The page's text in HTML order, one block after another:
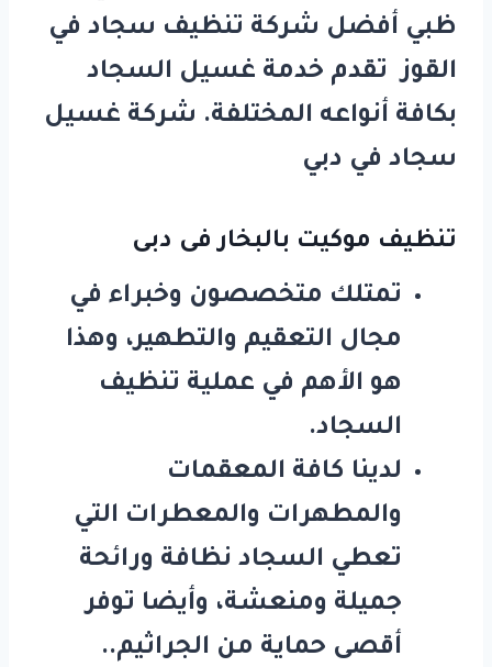
ظبي أفضل شركة تنظيف سجاد في
القوز تقدم خدمة غسيل السجاد
بكافة أنواعه المختلفة. شركة غسيل
سجاد في دبي
تنظيف موكيت بالبخار فى دبى
تمتلك متخصصون وخبراء في
مجال التعقيم والتطهير، وهذا
هو الأهم في عملية تنظيف
السجاد.
لدينا كافة المعقمات
والمطهرات والمعطرات التي
تعطي السجاد نظافة ورائحة
جميلة ومنعشة، وأيضا توفر
أقصى حماية من الجراثيم..